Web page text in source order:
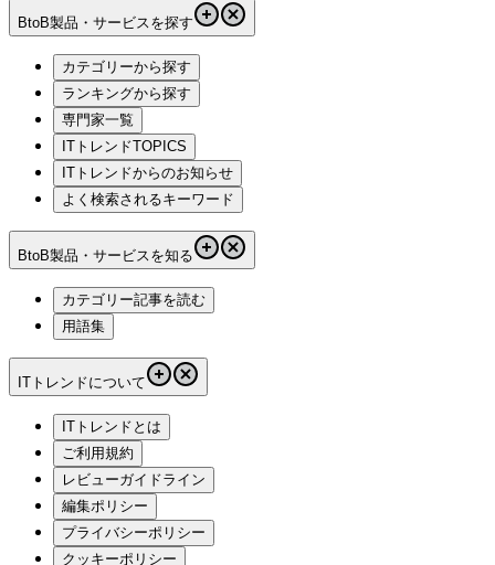
BtoB製品・サービスを探す
カテゴリーから探す
ランキングから探す
専門家一覧
ITトレンドTOPICS
ITトレンドからのお知らせ
よく検索されるキーワード
BtoB製品・サービスを知る
カテゴリー記事を読む
用語集
ITトレンドについて
ITトレンドとは
ご利用規約
レビューガイドライン
編集ポリシー
プライバシーポリシー
クッキーポリシー